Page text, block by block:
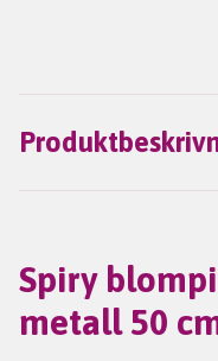
Spiry
metall 50